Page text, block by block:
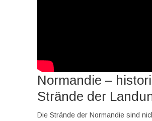
Normandie –
Strände der
Die Strände der Normandie sind